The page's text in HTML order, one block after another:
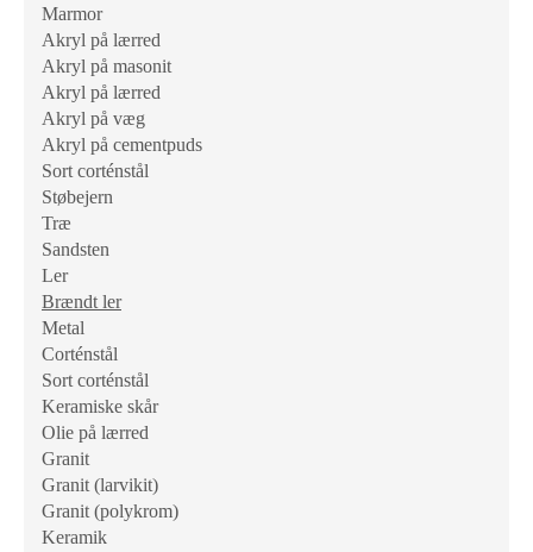
Marmor
Akryl på lærred
Akryl på masonit
Akryl på lærred
Akryl på væg
Akryl på cementpuds
Sort corténstål
Støbejern
Træ
Sandsten
Ler
Brændt ler
Metal
Corténstål
Sort corténstål
Keramiske skår
Olie på lærred
Granit
Granit (larvikit)
Granit (polykrom)
Keramik